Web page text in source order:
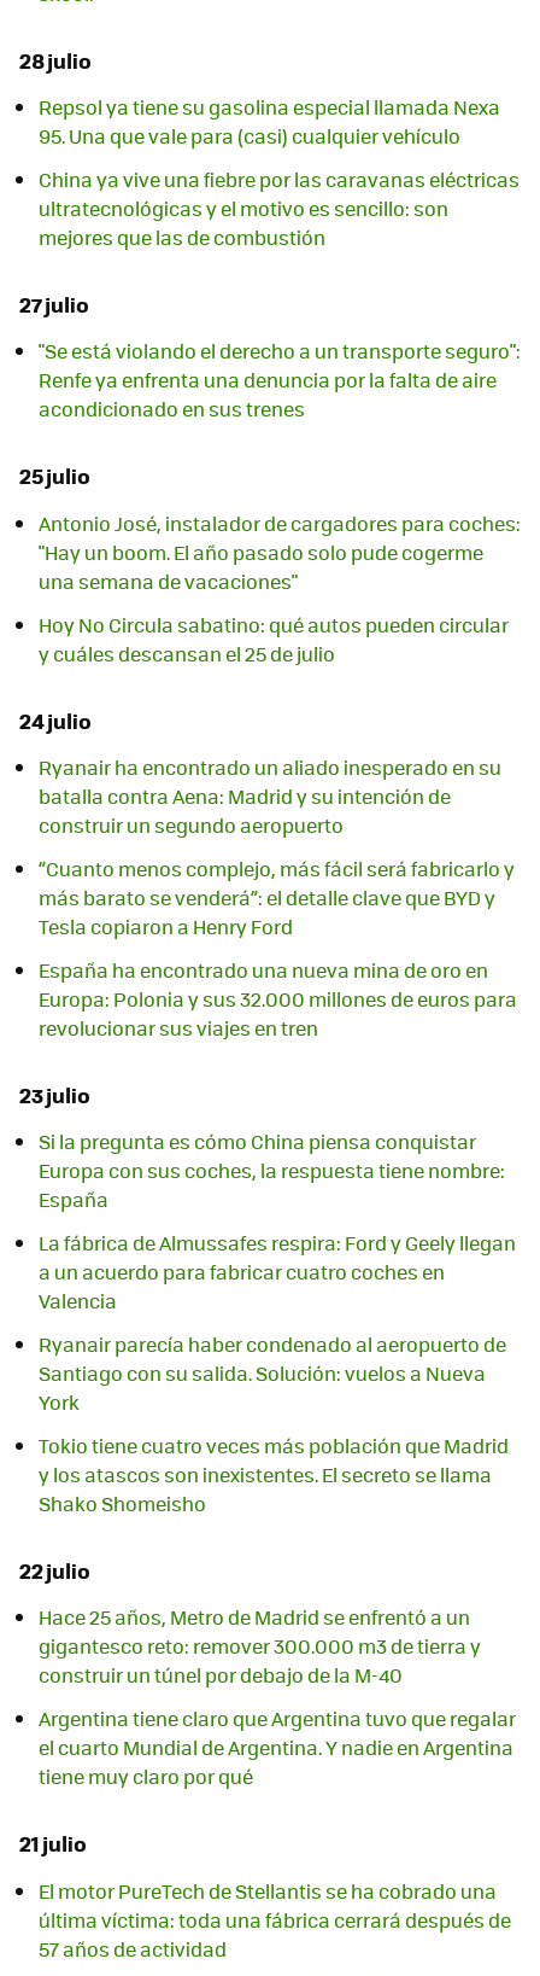
28 julio
Repsol ya tiene su gasolina especial llamada Nexa
95. Una que vale para (casi) cualquier vehículo
China ya vive una fiebre por las caravanas eléctricas
ultratecnológicas y el motivo es sencillo: son
mejores que las de combustión
27 julio
"Se está violando el derecho a un transporte seguro":
Renfe ya enfrenta una denuncia por la falta de aire
acondicionado en sus trenes
25 julio
Antonio José, instalador de cargadores para coches:
"Hay un boom. El año pasado solo pude cogerme
una semana de vacaciones"
Hoy No Circula sabatino: qué autos pueden circular
y cuáles descansan el 25 de julio
24 julio
Ryanair ha encontrado un aliado inesperado en su
batalla contra Aena: Madrid y su intención de
construir un segundo aeropuerto
“Cuanto menos complejo, más fácil será fabricarlo y
más barato se venderá”: el detalle clave que BYD y
Tesla copiaron a Henry Ford
España ha encontrado una nueva mina de oro en
Europa: Polonia y sus 32.000 millones de euros para
revolucionar sus viajes en tren
23 julio
Si la pregunta es cómo China piensa conquistar
Europa con sus coches, la respuesta tiene nombre:
España
La fábrica de Almussafes respira: Ford y Geely llegan
a un acuerdo para fabricar cuatro coches en
Valencia
Ryanair parecía haber condenado al aeropuerto de
Santiago con su salida. Solución: vuelos a Nueva
York
Tokio tiene cuatro veces más población que Madrid
y los atascos son inexistentes. El secreto se llama
Shako Shomeisho
22 julio
Hace 25 años, Metro de Madrid se enfrentó a un
gigantesco reto: remover 300.000 m3 de tierra y
construir un túnel por debajo de la M-40
Argentina tiene claro que Argentina tuvo que regalar
el cuarto Mundial de Argentina. Y nadie en Argentina
tiene muy claro por qué
21 julio
El motor PureTech de Stellantis se ha cobrado una
última víctima: toda una fábrica cerrará después de
57 años de actividad